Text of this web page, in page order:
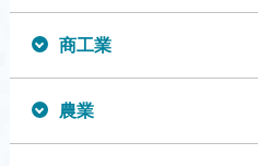
商工業
農業